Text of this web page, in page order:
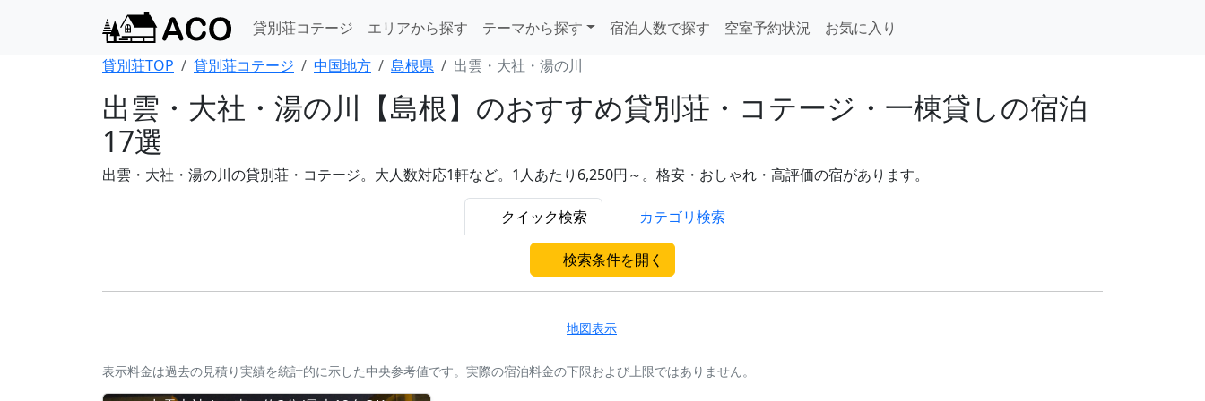
貸別荘コテージ エリアから探す テーマから探す 宿泊人数で探す 空室予約状況
お気に入り
貸別荘TOP
貸別荘コテージ 中国地方 島根県 出雲・大社・湯の川
出雲・大社・湯の川【島根】のおすすめ貸別荘・コテージ・一棟貸しの宿泊
17選
出雲・大社・湯の川の貸別荘・コテージ。大人数対応1軒など。1人あたり6,250円～。格安・おしゃれ・高評価の宿があります。
クイック検索 カテゴリ検索
検索条件を開く
地図表示
表示料金は過去の見積り実績を統計的に示した中央参考値です。実際の宿泊料金の下限および上限ではありません。